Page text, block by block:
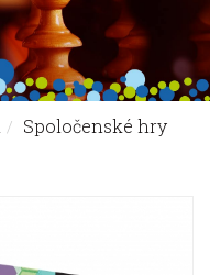
Spoločenské hry